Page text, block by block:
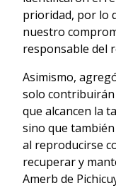
prioridad, por lo
nuestro
responsable del
Asimismo,
solo contribuirán
que alcancen la
sino que
al reproducirse
recuperar y
Amerb de